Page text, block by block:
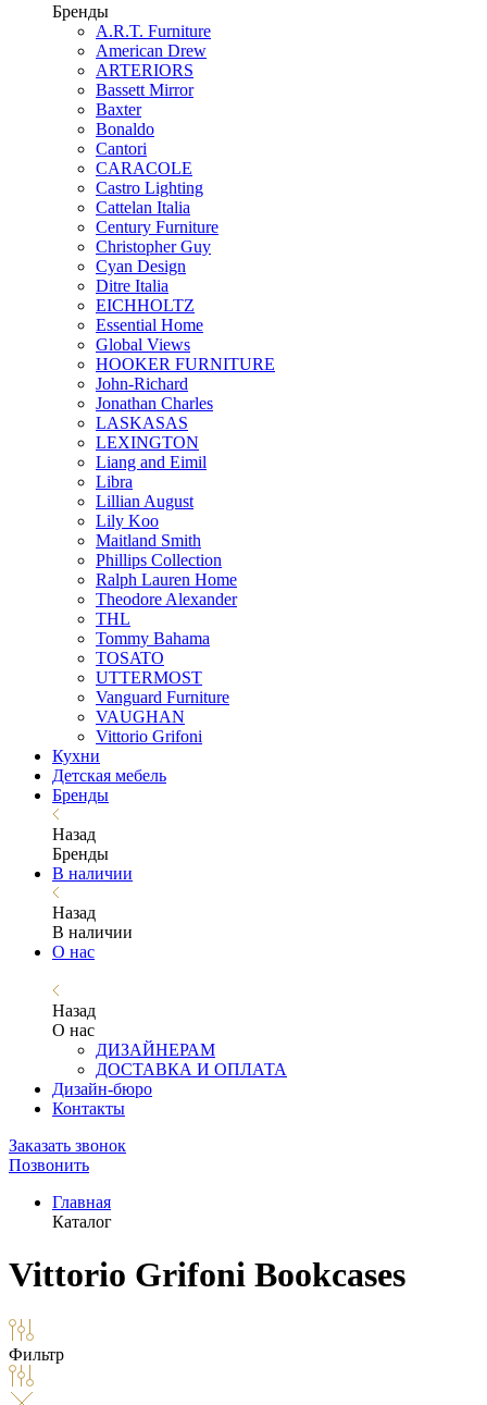
Бренды
A.R.T. Furniture
American Drew
ARTERIORS
Bassett Mirror
Baxter
Bonaldo
Cantori
CARACOLE
Castro Lighting
Cattelan Italia
Century Furniture
Christopher Guy
Cyan Design
Ditre Italia
EICHHOLTZ
Essential Home
Global Views
HOOKER FURNITURE
John-Richard
Jonathan Charles
LASKASAS
LEXINGTON
Liang and Eimil
Libra
Lillian August
Lily Koo
Maitland Smith
Phillips Collection
Ralph Lauren Home
Theodore Alexander
THL
Tommy Bahama
TOSATO
UTTERMOST
Vanguard Furniture
VAUGHAN
Vittorio Grifoni
Кухни
Детская мебель
Бренды
Назад
Бренды
В наличии
Назад
В наличии
О нас
Назад
О нас
ДИЗАЙНЕРАМ
ДОСТАВКА И ОПЛАТА
Дизайн-бюро
Контакты
Заказать звонок
Позвонить
Главная
Каталог
Vittorio Grifoni Bookcases
Фильтр